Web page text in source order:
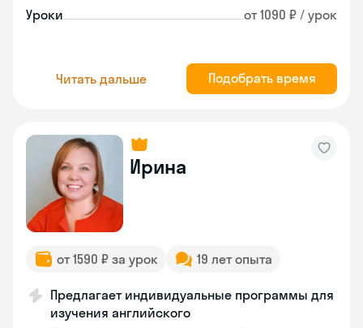
Уроки от 1090 ₽ / урок
Читать дальше Подобрать время
Ирина
от 1590 ₽ за урок 19 лет опыта
Предлагает индивидуальные программы для
изучения английского